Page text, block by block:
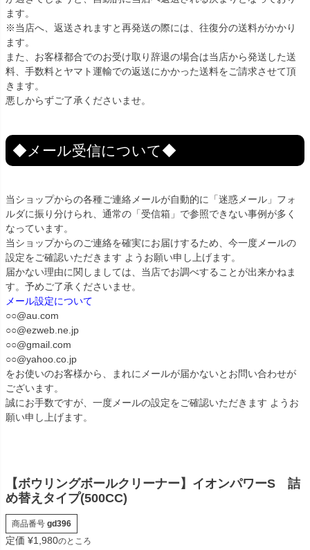
ます。
※当店へ、返送されますと再発送の際には、往復分の送料がかかり
ます。
また、お客様都合でのお受け取り辞退の場合は当店から発送した送
料、手数料とヤマト運輸での返送にかかった送料をご請求させて頂
きます。
悪しからずご了承くださいませ。
◆メール受信について◆
当ショップからの各種ご連絡メールが自動的に「迷惑メール」フォ
ルダに振り分けられ、通常の「受信箱」で参照できない事例が多く
なっています。
当ショップからのご連絡を確実にお届けするため、今一度メールの
設定をご確認いただきます ようお願い申し上げます。
届かない理由に関しましては、当店でお調べすることが出来かねま
す。予めご了承くださいませ。
メール設定について
○○@au.com
○○@ezweb.ne.jp
○○@gmail.com
○○@yahoo.co.jp
をお使いのお客様から、まれにメールが届かないとお問い合わせが
ございます。
誠にお手数ですが、一度メールの設定をご確認いただきます ようお
願い申し上げます。
【ボウリングボールクリーナー】イオンパワーS 詰
め替えタイプ(500CC)
商品番号 gd396
定価 ¥1,980のところ